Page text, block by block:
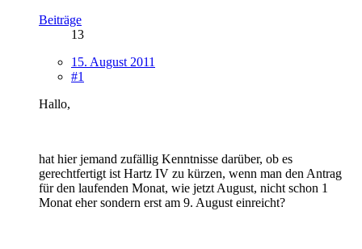
Beiträge
13
15. August 2011
#1
Hallo,
hat hier jemand zufällig Kenntnisse darüber, ob es
gerechtfertigt ist Hartz IV zu kürzen, wenn man den Antrag
für den laufenden Monat, wie jetzt August, nicht schon 1
Monat eher sondern erst am 9. August einreicht?